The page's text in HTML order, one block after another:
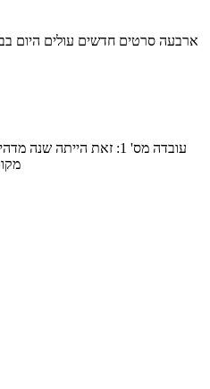
ארבעה סרטים חדשים עולים היום